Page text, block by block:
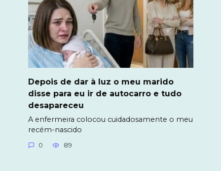
Depois de dar à luz o meu marido
disse para eu ir de autocarro e tudo
desapareceu
A enfermeira colocou cuidadosamente o meu
recém-nascido
0 89